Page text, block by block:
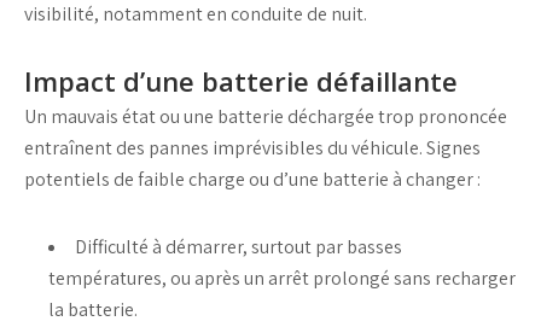
visibilité, notamment en conduite de nuit.
Impact d’une batterie défaillante
Un mauvais état ou une batterie déchargéetrop prononcée
entraînent des pannes imprévisibles du véhicule. Signes
potentiels de faible charge ou d’une batterie à changer:
Difficulté à démarrer, surtout par basses
températures, ou après un arrêt prolongé sans recharger
la batterie.